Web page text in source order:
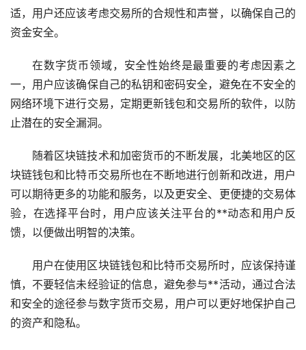
适，用户还应该考虑交易所的合规性和声誉，以确保自己的
资金安全。
在数字货币领域，安全性始终是最重要的考虑因素之
一，用户应该确保自己的私钥和密码安全，避免在不安全的
网络环境下进行交易，定期更新钱包和交易所的软件，以防
止潜在的安全漏洞。
随着区块链技术和加密货币的不断发展，北美地区的区
块链钱包和比特币交易所也在不断地进行创新和改进，用户
可以期待更多的功能和服务，以及更安全、更便捷的交易体
验，在选择平台时，用户应该关注平台的**动态和用户反
馈，以便做出明智的决策。
用户在使用区块链钱包和比特币交易所时，应该保持谨
慎，不要轻信未经验证的信息，避免参与**活动，通过合法
和安全的途径参与数字货币交易，用户可以更好地保护自己
的资产和隐私。